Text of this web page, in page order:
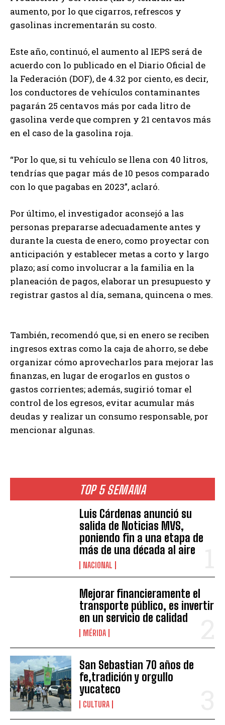
TOP 5 SEMANA
Luis Cárdenas anunció su
salida de Noticias MVS,
poniendo fin a una etapa de
más de una década al aire
NACIONAL
Mejorar financieramente el
transporte público, es invertir
en un servicio de calidad
MÉRIDA
San Sebastian 70 años de
fe,tradición y orgullo
yucateco
CULTURA
aumento, por lo que cigarros, refrescos y
gasolinas incrementarán su costo.
Este año, continuó, el aumento al IEPS será de
acuerdo con lo publicado en el Diario Oficial de
la Federación (DOF), de 4.32 por ciento, es decir,
los conductores de vehículos contaminantes
pagarán 25 centavos más por cada litro de
gasolina verde que compren y 21 centavos más
en el caso de la gasolina roja.
“Por lo que, si tu vehículo se llena con 40 litros,
tendrías que pagar más de 10 pesos comparado
con lo que pagabas en 2023”, aclaró.
Por último, el investigador aconsejó a las
personas prepararse adecuadamente antes y
durante la cuesta de enero, como proyectar con
anticipación y establecer metas a corto y largo
plazo; así como involucrar a la familia en la
planeación de pagos, elaborar un presupuesto y
registrar gastos al día, semana, quincena o mes.
También, recomendó que, si en enero se reciben
ingresos extras como la caja de ahorro, se debe
organizar cómo aprovecharlos para mejorar las
finanzas, en lugar de erogarlos en gustos o
gastos corrientes; además, sugirió tomar el
control de los egresos, evitar acumular más
deudas y realizar un consumo responsable, por
mencionar algunas.